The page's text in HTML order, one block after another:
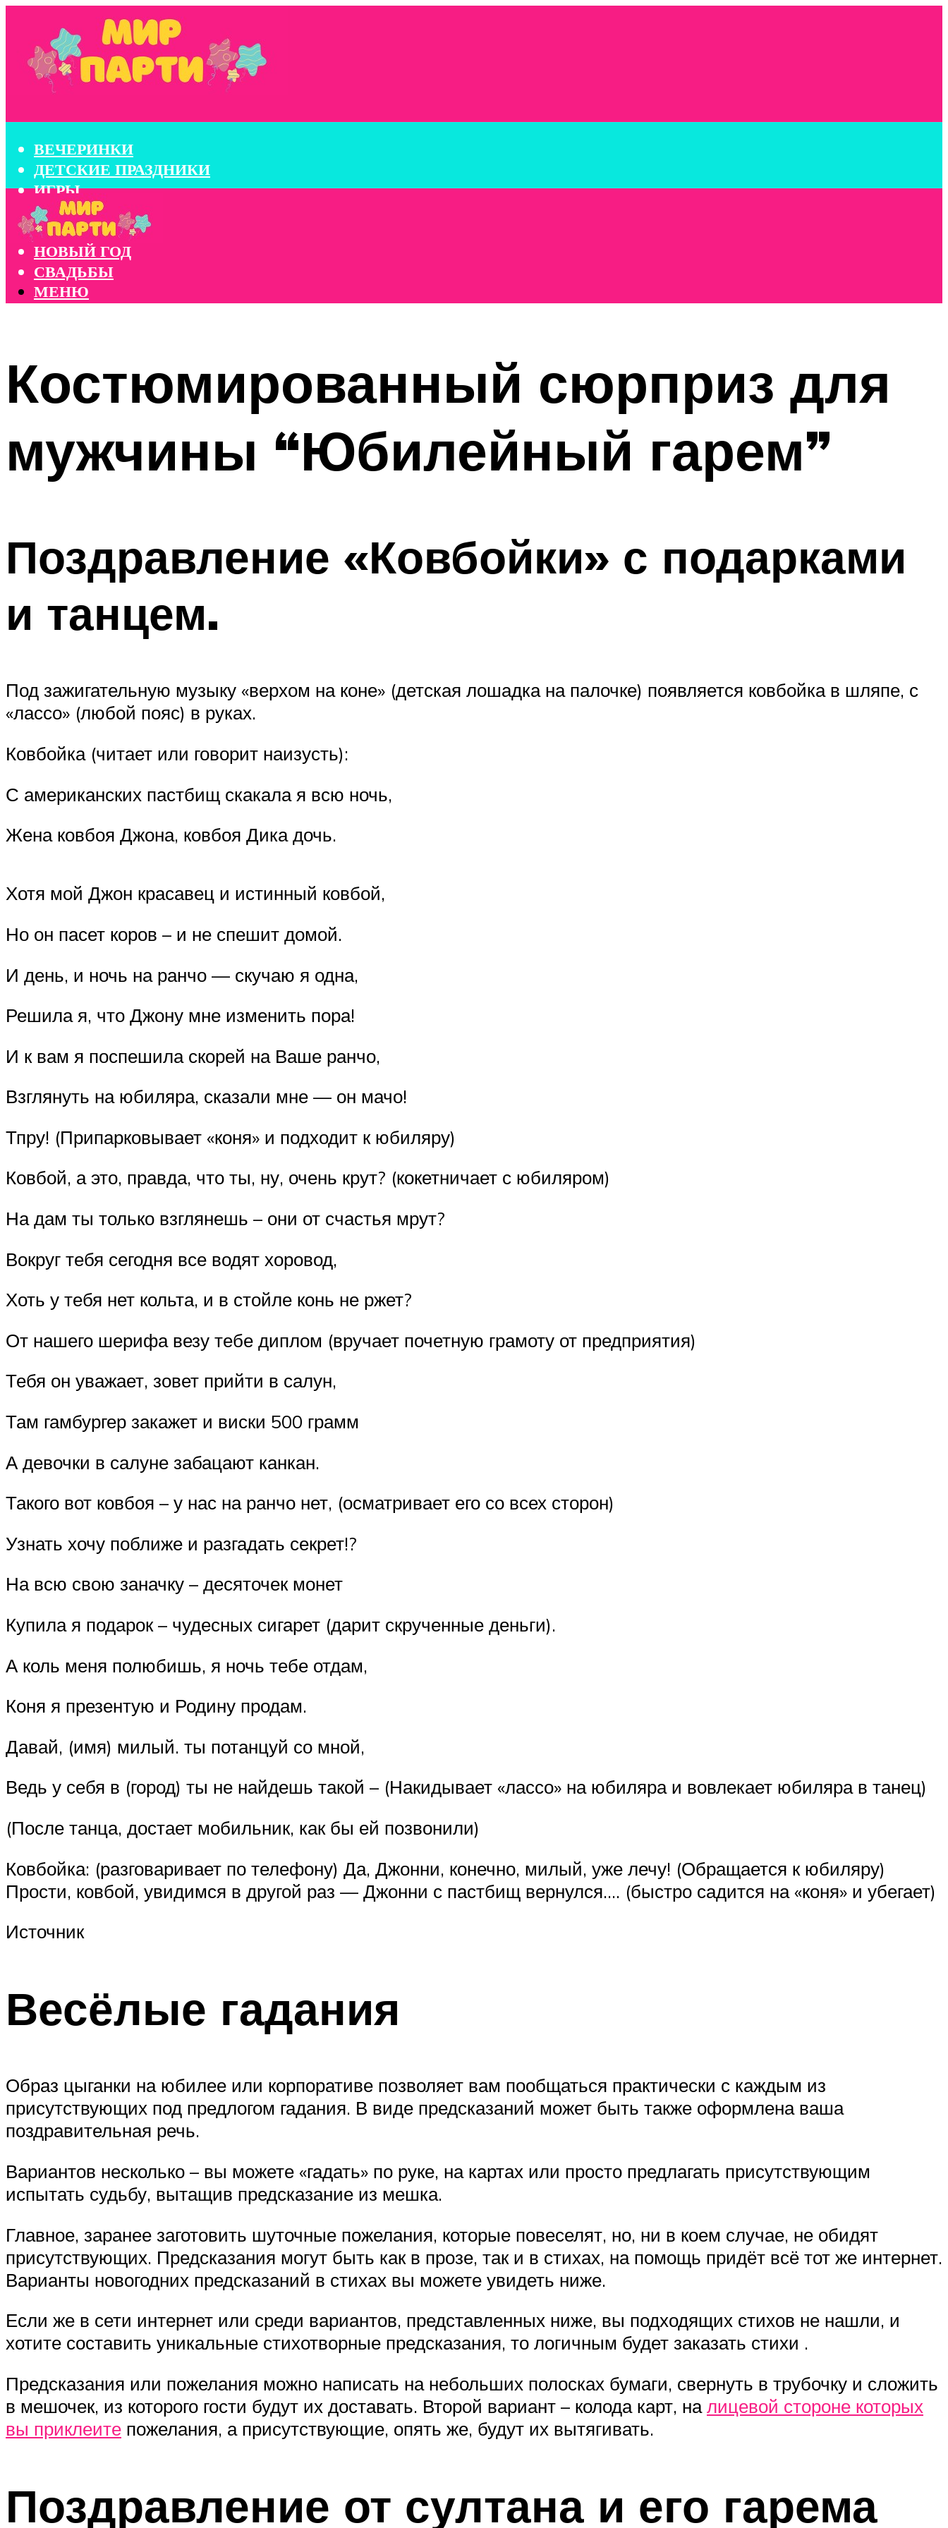
ВЕЧЕРИНКИ
ДЕТСКИЕ ПРАЗДНИКИ
ИГРЫ
КОНКУРСЫ
КОРПОРАТИВЫ
НОВЫЙ ГОД
СВАДЬБЫ
МЕНЮ
Костюмированный сюрприз для
мужчины “Юбилейный гарем”
Поздравление «Ковбойки» с подарками
и танцем.
Под зажигательную музыку «верхом на коне» (детская лошадка на палочке) появляется ковбойка в шляпе, с
«лассо» (любой пояс) в руках.
Ковбойка (читает или говорит наизусть):
С американских пастбищ скакала я всю ночь,
Жена ковбоя Джона, ковбоя Дика дочь.
Хотя мой Джон красавец и истинный ковбой,
Но он пасет коров – и не спешит домой.
И день, и ночь на ранчо — скучаю я одна,
Решила я, что Джону мне изменить пора!
И к вам я поспешила скорей на Ваше ранчо,
Взглянуть на юбиляра, сказали мне — он мачо!
Тпру! (Припарковывает «коня» и подходит к юбиляру)
Ковбой, а это, правда, что ты, ну, очень крут? (кокетничает с юбиляром)
На дам ты только взглянешь – они от счастья мрут?
Вокруг тебя сегодня все водят хоровод,
Хоть у тебя нет кольта, и в стойле конь не ржет?
От нашего шерифа везу тебе диплом (вручает почетную грамоту от предприятия)
Тебя он уважает, зовет прийти в салун,
Там гамбургер закажет и виски 500 грамм
А девочки в салуне забацают канкан.
Такого вот ковбоя – у нас на ранчо нет, (осматривает его со всех сторон)
Узнать хочу поближе и разгадать секрет!?
На всю свою заначку – десяточек монет
Купила я подарок – чудесных сигарет (дарит скрученные деньги).
А коль меня полюбишь, я ночь тебе отдам,
Коня я презентую и Родину продам.
Давай, (имя) милый. ты потанцуй со мной,
Ведь у себя в (город) ты не найдешь такой – (Накидывает «лассо» на юбиляра и вовлекает юбиляра в танец)
(После танца, достает мобильник, как бы ей позвонили)
Ковбойка: (разговаривает по телефону) Да, Джонни, конечно, милый, уже лечу! (Обращается к юбиляру)
Прости, ковбой, увидимся в другой раз — Джонни с пастбищ вернулся…. (быстро садится на «коня» и убегает)
Источник
Весёлые гадания
Образ цыганки на юбилее или корпоративе позволяет вам пообщаться практически с каждым из
присутствующих под предлогом гадания. В виде предсказаний может быть также оформлена ваша
поздравительная речь.
Вариантов несколько – вы можете «гадать» по руке, на картах или просто предлагать присутствующим
испытать судьбу, вытащив предсказание из мешка.
Главное, заранее заготовить шуточные пожелания, которые повеселят, но, ни в коем случае, не обидят
присутствующих. Предсказания могут быть как в прозе, так и в стихах, на помощь придёт всё тот же интернет.
Варианты новогодних предсказаний в стихах вы можете увидеть ниже.
Если же в сети интернет или среди вариантов, представленных ниже, вы подходящих стихов не нашли, и
хотите составить уникальные стихотворные предсказания, то логичным будет заказать стихи .
Предсказания или пожелания можно написать на небольших полосках бумаги, свернуть в трубочку и сложить
в мешочек, из которого гости будут их доставать. Второй вариант – колода карт, налицевой стороне которых
вы приклеите пожелания, а присутствующие, опять же, будут их вытягивать.
Поздравление от султана и его гарема